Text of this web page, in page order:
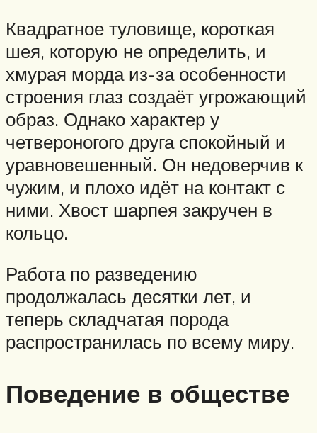
Квадратное туловище, короткая
шея, которую не определить, и
хмурая морда из-за особенности
строения глаз создаёт угрожающий
образ. Однако характер у
четвероногого друга спокойный и
уравновешенный. Он недоверчив к
чужим, и плохо идёт на контакт с
ними. Хвост шарпея закручен в
кольцо.
Работа по разведению
продолжалась десятки лет, и
теперь складчатая порода
распространилась по всему миру.
Поведение в обществе